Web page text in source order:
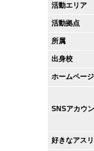
活動エリア
活動拠点
所属
出身校
ホームページ
SNSアカウ
好きなアス